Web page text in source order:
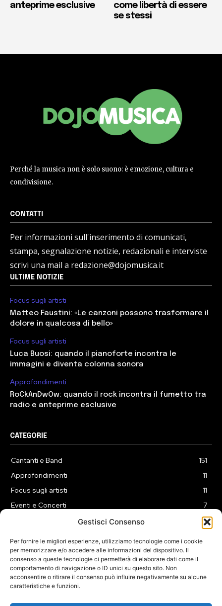
Gestisci Consenso
Per fornire le migliori esperienze, utilizziamo tecnologie come i cookie
per memorizzare e/o accedere alle informazioni del dispositivo. Il
consenso a queste tecnologie ci permetterà di elaborare dati come il
comportamento di navigazione o ID unici su questo sito. Non
acconsentire o ritirare il consenso può influire negativamente su alcune
caratteristiche e funzioni.
anteprime esclusive
come libertà di essere
se stessi
Perché la musica non è solo suono: è emozione, cultura e
condivisione.
CONTATTI
Per informazioni sull'inserimento di comunicati,
stampa, segnalazione notizie, redazionali e interviste
scrivi una mail a redazione@dojomusica.it
ULTIME NOTIZIE
Focus sugli artisti
Matteo Faustini: «Le canzoni possono trasformare il
dolore in qualcosa di bello»
Focus sugli artisti
Luca Buosi: quando il pianoforte incontra le
immagini e diventa colonna sonora
Approfondimenti
RoCkAnDwOw: quando il rock incontra il fumetto tra
radio e anteprime esclusive
CATEGORIE
Cantanti e Band
151
Approfondimenti
11
Focus sugli artisti
11
Eventi e Concerti
7
3
COOKIE POLICY (UE)